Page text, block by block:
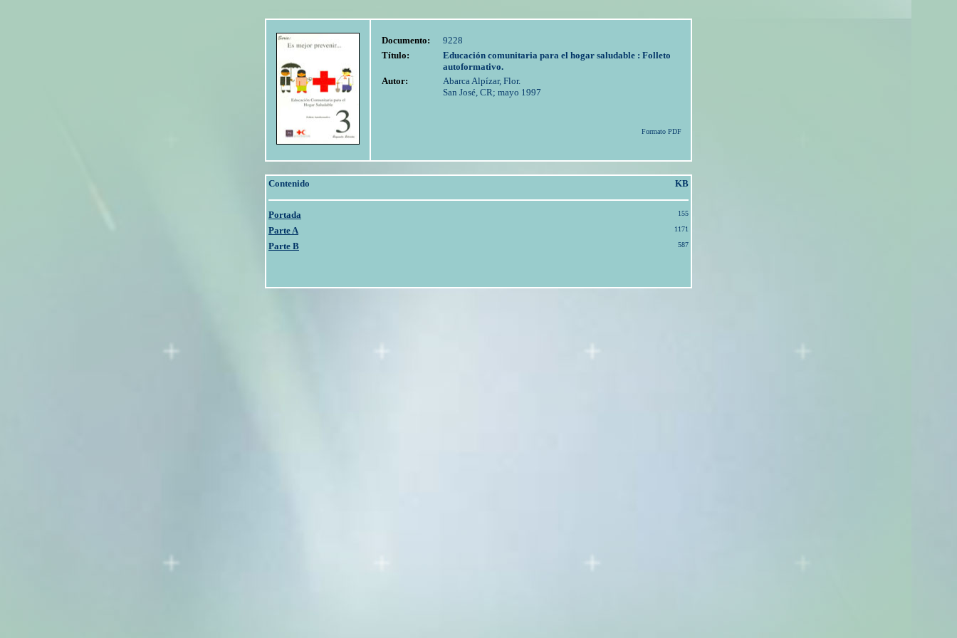
Documento:
9228
Título:
Educación comunitaria para el hogar saludable : Folleto
autoformativo.
Autor:
Abarca Alpízar, Flor.
San José, CR; mayo 1997
Formato PDF
Contenido KB
Portada 155
Parte A 1171
Parte B 587